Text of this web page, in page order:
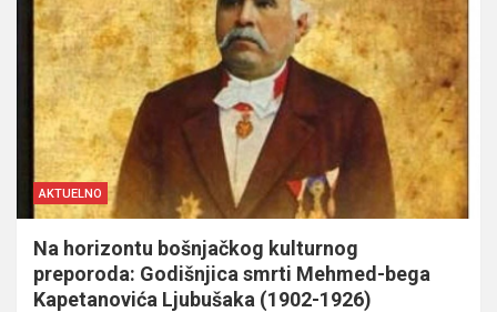
AKTUELNO
Na horizontu bošnjačkog kulturnog
preporoda: Godišnjica smrti Mehmed-bega
Kapetanovića Ljubušaka (1902-1926)